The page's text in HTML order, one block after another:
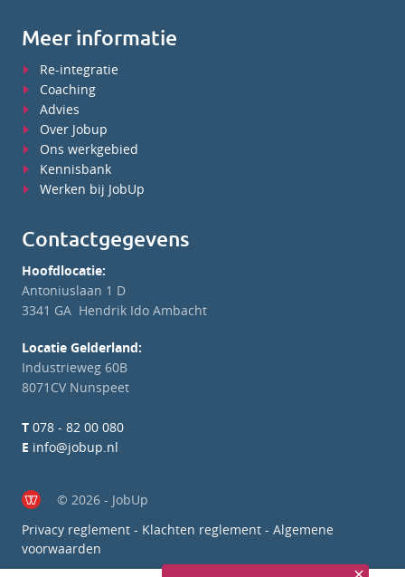
Meer informatie
Re-integratie
Coaching
Advies
Over Jobup
Ons werkgebied
Kennisbank
Werken bij JobUp
Contactgegevens
Hoofdlocatie:
Antoniuslaan 1 D
3341 GA Hendrik Ido Ambacht
Locatie Gelderland:
Industrieweg 60B
8071CV Nunspeet
T 078 - 82 00 080
E info@jobup.nl
© 2026 - JobUp
Privacy reglement - Klachten reglement - Algemene
voorwaarden